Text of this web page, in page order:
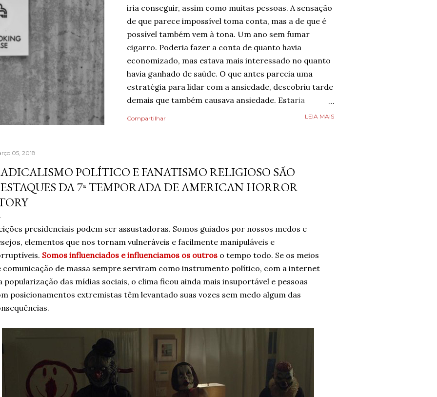
iria conseguir, assim como muitas pessoas. A sensação
de que parece impossível toma conta, mas a de que é
possível também vem à tona. Um ano sem fumar
cigarro. Poderia fazer a conta de quanto havia
economizado, mas estava mais interessado no quanto
havia ganhado de saúde. O que antes parecia uma
estratégia para lidar com a ansiedade, descobriu tarde
demais que também causava ansiedade. Estaria
mentindo se dissesse que estava completamente livre
aprendera que o cigarro não era a resposta. Pelo
contrário, que criava mais problemas. Um ano
acreditando em si mesmo e confiando no processo.
Compartilhar LEIA MAIS
05, 2018
POLÍTICO E FANATISMO RELIGIOSO SÃO
DA 7ª TEMPORADA DE AMERICAN HORROR
presidenciais podem ser assustadoras. Somos guiados por nossos medos e
elementos que nos tornam vulneráveis e facilmente manipuláveis e
Somos influenciados e influenciamos os outros o tempo todo. Se os meios
comunicação de massa sempre serviram como instrumento político, com a internet
popularização das mídias sociais, o clima ficou ainda mais insuportável e pessoas
posicionamentos extremistas têm levantado suas vozes sem medo algum das